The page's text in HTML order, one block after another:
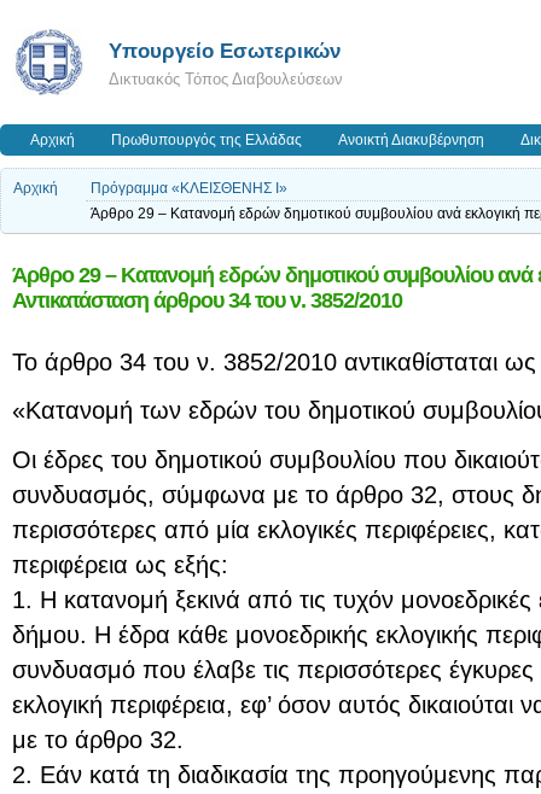
Υπουργείο Εσωτερικών
Δικτυακός Τόπος Διαβουλεύσεων
Αρχική Πρωθυπουργός της Ελλάδας Ανοικτή Διακυβέρνηση
Αρχική
Πρόγραμμα «ΚΛΕΙΣΘΕΝΗΣ Ι»
Άρθρο 29 – Κατανομή εδρών δημοτικού συμβουλίου ανά εκλογική
Άρθρο 29 – Κατανομή εδρών δημοτικού συμβουλίου ανά
Αντικατάσταση άρθρου 34 του ν. 3852/2010
Το άρθρο 34 του ν. 3852/2010 αντικαθίσταται ως
«Κατανομή των εδρών του δημοτικού
Οι έδρες του δημοτικού συμβουλίου που
συνδυασμός, σύμφωνα με το άρθρο 32, στους
περισσότερες από μία εκλογικές περιφέρειες,
περιφέρεια ως εξής:
1. Η κατανομή ξεκινά από τις τυχόν μονοεδρικές
δήμου. Η έδρα κάθε μονοεδρικής εκλογικής
συνδυασμό που έλαβε τις περισσότερες
εκλογική περιφέρεια, εφ’ όσον αυτός
με το άρθρο 32.
2. Εάν κατά τη διαδικασία της προηγούμενης